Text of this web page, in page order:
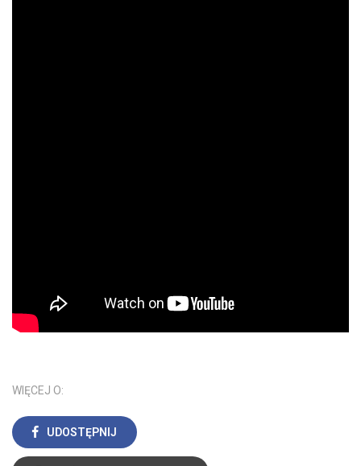
WIĘCEJ O:
UDOSTĘPNIJ